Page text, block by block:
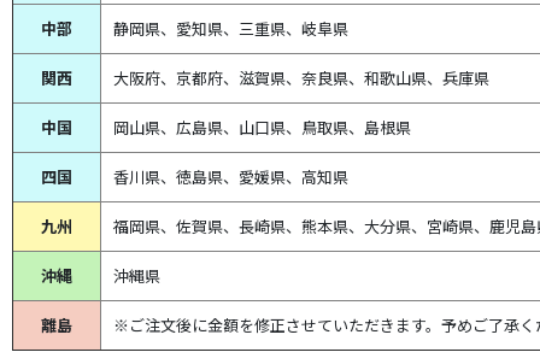
中部 静岡県、 愛知県、 三重県、 岐阜県
関西 大阪府、京都府、滋賀県、奈良県、和歌山県、兵庫県
中国 岡山県、広島県、山口県、鳥取県、島根県
四国 香川県、徳島県、愛媛県、高知県
九州 福岡県、佐賀県、長崎県、熊本県、大分県、宮崎県、鹿児
沖縄 沖縄県
離島 ※ご注文後に金額を修正させていただきます。予めご了承く